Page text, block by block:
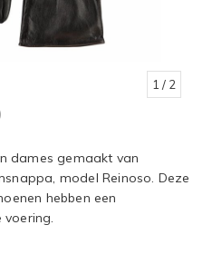
1 / 2
dames gemaakt van
model Reinoso. Deze
hebben een